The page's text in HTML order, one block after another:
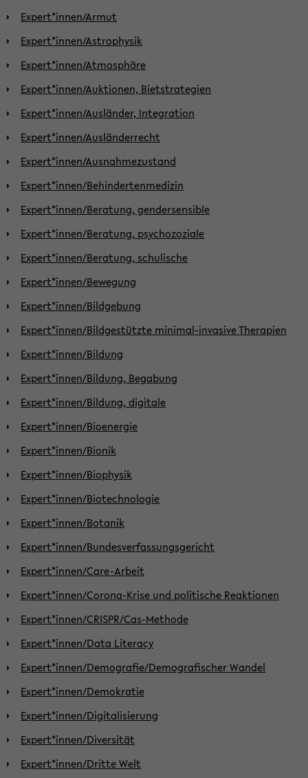
Expert*innen/Armut
Expert*innen/Astrophysik
Expert*innen/Atmosphäre
Expert*innen/Auktionen, Bietstrategien
Expert*innen/Ausländer, Integration
Expert*innen/Ausländerrecht
Expert*innen/Ausnahmezustand
Expert*innen/Behindertenmedizin
Expert*innen/Beratung, gendersensible
Expert*innen/Beratung, psychozoziale
Expert*innen/Beratung, schulische
Expert*innen/Bewegung
Expert*innen/Bildgebung
Expert*innen/Bildgestützte minimal-invasive Therapien
Expert*innen/Bildung
Expert*innen/Bildung, Begabung
Expert*innen/Bildung, digitale
Expert*innen/Bioenergie
Expert*innen/Bionik
Expert*innen/Biophysik
Expert*innen/Biotechnologie
Expert*innen/Botanik
Expert*innen/Bundesverfassungsgericht
Expert*innen/Care-Arbeit
Expert*innen/Corona-Krise und politische Reaktionen
Expert*innen/CRISPR/Cas-Methode
Expert*innen/Data Literacy
Expert*innen/Demografie/Demografischer Wandel
Expert*innen/Demokratie
Expert*innen/Digitalisierung
Expert*innen/Diversität
Expert*innen/Dritte Welt